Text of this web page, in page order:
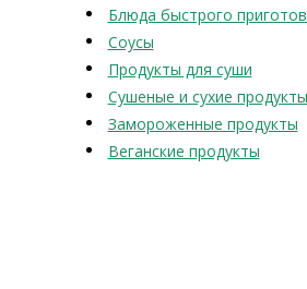
Блюда быстрого
Соусы
Продукты для суши
Сушеные и сухие продукты
Замороженные продукты
Веганские продукты